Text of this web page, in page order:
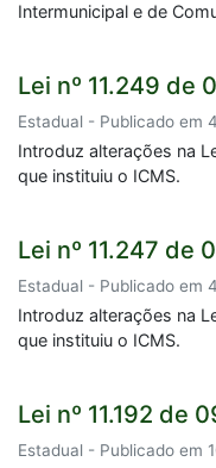
Intermunicipal e de
Lei nº 11.249 de
Estadual - Publicado em
Introduz alterações na
que instituiu o ICMS.
Lei nº 11.247 de
Estadual - Publicado em
Introduz alterações na
que instituiu o ICMS.
Lei nº 11.192 de
Estadual - Publicado em